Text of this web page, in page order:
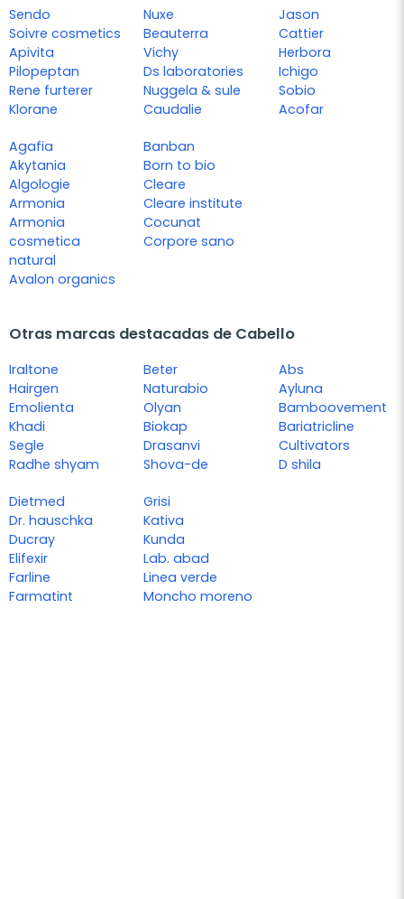
Sendo
Soivre cosmetics
Apivita
Pilopeptan
Rene furterer
Klorane
Nuxe
Beauterra
Vichy
Ds laboratories
Nuggela & sule
Caudalie
Jason
Cattier
Herbora
Ichigo
Sobio
Acofar
Agafia
Akytania
Algologie
Armonia
Armonia
cosmetica
natural
Avalon organics
Banban
Born to bio
Cleare
Cleare institute
Cocunat
Corpore sano
Otras marcas destacadas de Cabello
Iraltone
Hairgen
Emolienta
Khadi
Segle
Radhe shyam
Beter
Naturabio
Olyan
Biokap
Drasanvi
Shova-de
Abs
Ayluna
Bamboovement
Bariatricline
Cultivators
D shila
Dietmed
Dr. hauschka
Ducray
Elifexir
Farline
Farmatint
Grisi
Kativa
Kunda
Lab. abad
Linea verde
Moncho moreno